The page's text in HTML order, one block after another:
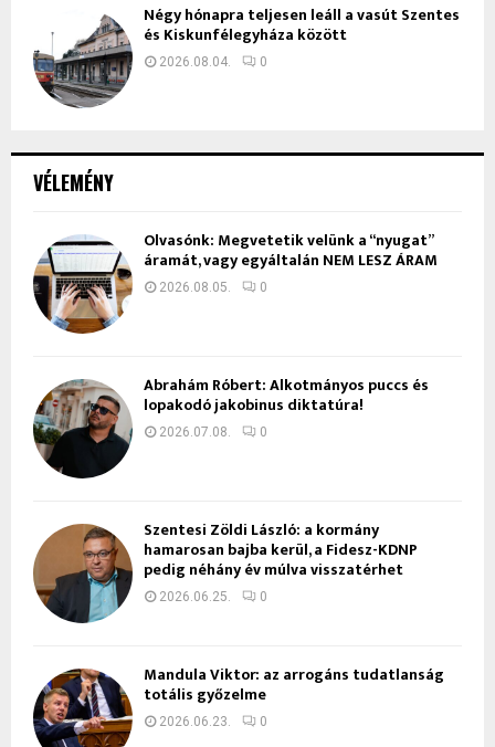
VÉLEMÉNY
Olvasónk: Megvetetik velünk a “nyugat”
áramát, vagy egyáltalán NEM LESZ ÁRAM
2026.08.05. 0
Ábrahám Róbert: Alkotmányos puccs és
lopakodó jakobinus diktatúra!
2026.07.08. 0
Szentesi Zöldi László: a kormány
hamarosan bajba kerül, a Fidesz-KDNP
pedig néhány év múlva visszatérhet
2026.06.25. 0
Mandula Viktor: az arrogáns tudatlanság
totális győzelme
2026.06.23. 0
Négy hónapra teljesen leáll a vasút Szentes
és Kiskunfélegyháza között
2026.08.04. 0